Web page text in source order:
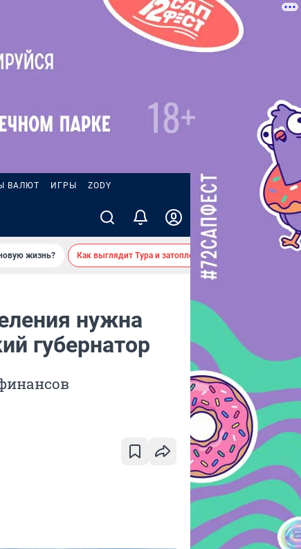
ВАЛЮТ ИГРЫ ZODY
жизнь? Как выглядит Тура и затопленные берега — вид с реки
нужна
губернатор